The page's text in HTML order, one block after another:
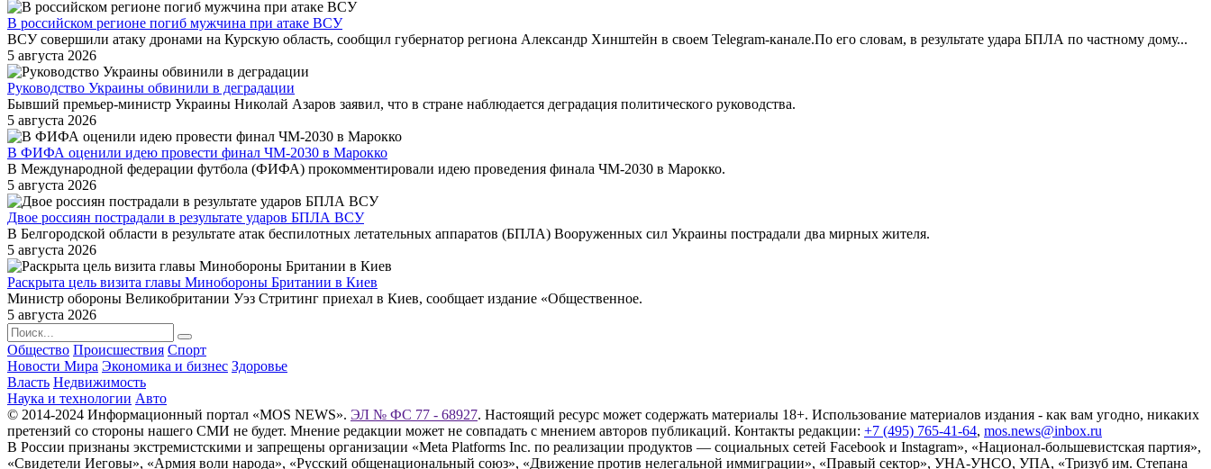
В российском регионе погиб мужчина при атаке ВСУ
ВСУ совершили атаку дронами на Курскую область, сообщил губернатор региона Александр Хинштейн в своем Telegram-канале.По его словам, в результате удара БПЛА по частному дому...
5 августа 2026
Руководство Украины обвинили в деградации
Бывший премьер-министр Украины Николай Азаров заявил, что в стране наблюдается деградация политического руководства.
5 августа 2026
В ФИФА оценили идею провести финал ЧМ-2030 в Марокко
В Международной федерации футбола (ФИФА) прокомментировали идею проведения финала ЧМ-2030 в Марокко.
5 августа 2026
Двое россиян пострадали в результате ударов БПЛА ВСУ
В Белгородской области в результате атак беспилотных летательных аппаратов (БПЛА) Вооруженных сил Украины пострадали два мирных жителя.
5 августа 2026
Раскрыта цель визита главы Минобороны Британии в Киев
Министр обороны Великобритании Уэз Стритинг приехал в Киев, сообщает издание «Общественное.
5 августа 2026
Общество Происшествия Спорт
Новости Мира Экономика и бизнес Здоровье
Власть Недвижимость
Наука и технологии Авто
© 2014-2024 Информационный портал «MOS NEWS». ЭЛ № ФС 77 - 68927. Настоящий ресурс может содержать материалы 18+. Использование материалов издания - как вам угодно, никаких
претензий со стороны нашего СМИ не будет. Мнение редакции может не совпадать с мнением авторов публикаций. Контакты редакции: +7 (495) 765-41-64, mos.news@inbox.ru
В России признаны экстремистскими и запрещены организации «Meta Platforms Inc. по реализации продуктов — социальных сетей Facebook и Instagram», «Национал-большевистская партия»,
«Свидетели Иеговы», «Армия воли народа», «Русский общенациональный союз», «Движение против нелегальной иммиграции», «Правый сектор», УНА-УНСО, УПА, «Тризуб им. Степана